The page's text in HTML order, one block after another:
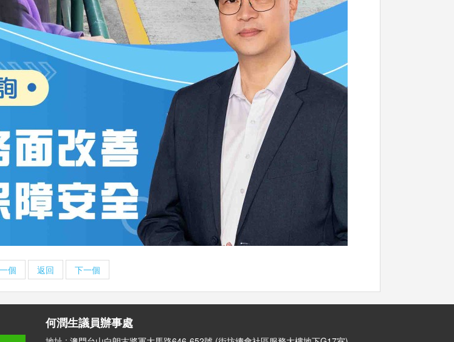
個 返回 下一個
何潤生議員辦事處